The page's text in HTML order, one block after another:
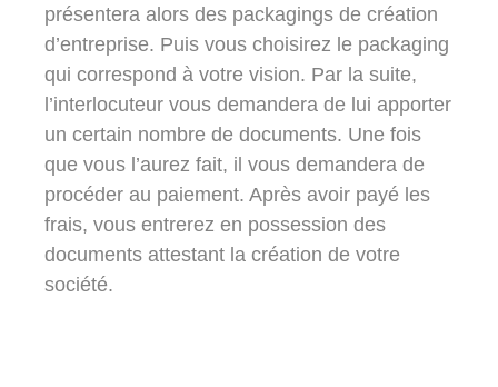
présentera alors des packagings de création
d’entreprise. Puis vous choisirez le packaging
qui correspond à votre vision. Par la suite,
l’interlocuteur vous demandera de lui apporter
un certain nombre de documents. Une fois
que vous l’aurez fait, il vous demandera de
procéder au paiement. Après avoir payé les
frais, vous entrerez en possession des
documents attestant la création de votre
société.